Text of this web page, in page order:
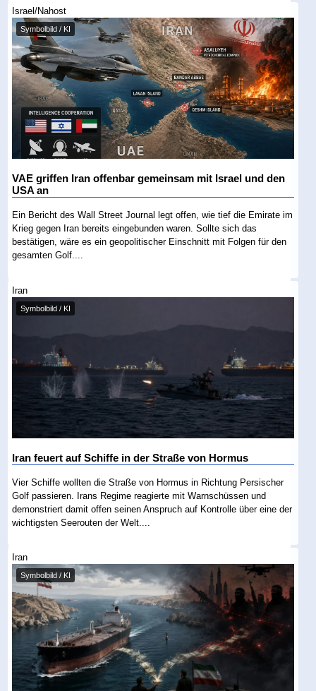
Israel/Nahost
Symbolbild / KI
VAE griffen Iran offenbar gemeinsam mit Israel und den
USA an
Ein Bericht des Wall Street Journal legt offen, wie tief die Emirate im
Krieg gegen Iran bereits eingebunden waren. Sollte sich das
bestätigen, wäre es ein geopolitischer Einschnitt mit Folgen für den
gesamten Golf....
Iran
Symbolbild / KI
Iran feuert auf Schiffe in der Straße von Hormus
Vier Schiffe wollten die Straße von Hormus in Richtung Persischer
Golf passieren. Irans Regime reagierte mit Warnschüssen und
demonstriert damit offen seinen Anspruch auf Kontrolle über eine der
wichtigsten Seerouten der Welt....
Iran
Symbolbild / KI